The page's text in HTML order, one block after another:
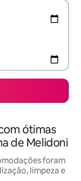
ótimas
de Melidoni
foram
limpeza e